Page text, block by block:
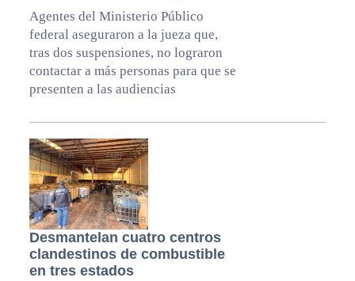
Agentes del Ministerio Público
federal aseguraron a la jueza que,
tras dos suspensiones, no lograron
contactar a más personas para que se
presenten a las audiencias
Desmantelan cuatro centros
clandestinos de combustible
en tres estados